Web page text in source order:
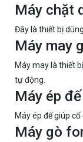
Máy chặt
Đây là thiết bị
Máy may
Máy may là thiết
tự động.
Máy ép
Máy ép đế giúp
Máy gò